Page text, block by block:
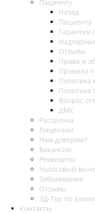
Пациенту
Назад
Пациенту
Гарантия
Отзывы
Права и
Правила
Политика
Политика
Вопрос
ДМС
Рассрочка
Лицензии
Нам доверяют
Вакансии
Реквизиты
Налоговый
Заболевания
Отзывы
3Д-Тур по
Контакты